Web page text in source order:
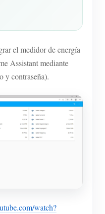
el medidor de energía
Assistant mediante
y contraseña).
watch?